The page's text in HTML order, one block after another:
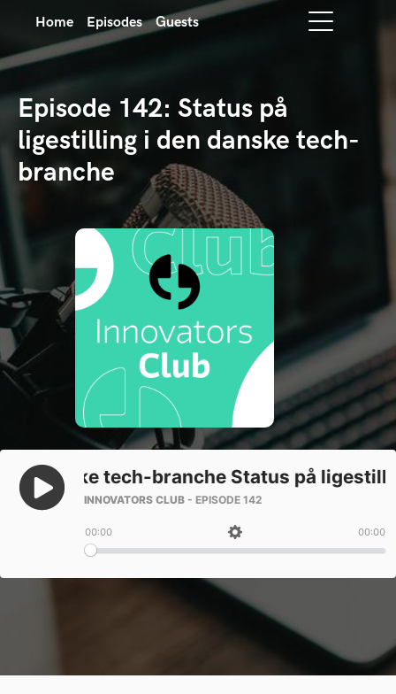
Home Episodes Guests
Episode 142: Status på
ligestilling i den danske tech-
branche